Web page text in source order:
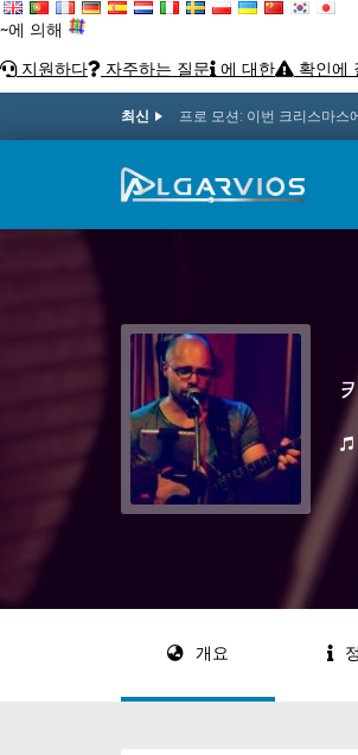
~에 의해
지원하다
자주하는 질문 에 대한 확인에
최신 프로 모션: 이번 크리스마스
개요